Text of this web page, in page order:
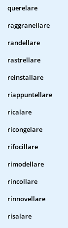
querelare
raggranellare
randellare
rastrellare
reinstallare
riappuntellare
ricalare
ricongelare
rifocillare
rimodellare
rincollare
rinnovellare
risalare